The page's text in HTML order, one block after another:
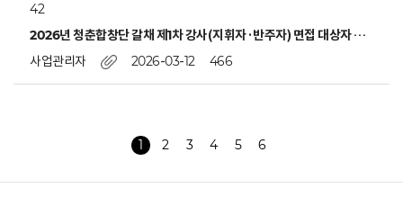
42
2026년 청춘합창단 갈채 제1차 강사(지휘자·반주자) 면접 대상자 발표
사업관리자
2026-03-12 466
1 2 3 4 5 6